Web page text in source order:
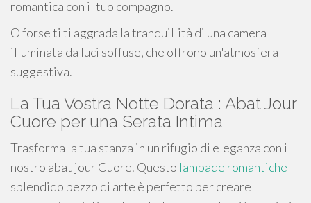
romantica con il tuo compagno.
O forse ti ti aggrada la tranquillità di una camera
illuminata da luci soffuse, che offrono un'atmosfera
suggestiva.
La Tua Vostra Notte Dorata : Abat Jour
Cuore per una Serata Intima
Trasforma la tua stanza in un rifugio di eleganza con il
nostro abat jour Cuore. Questo lampade romantiche
splendido pezzo di arte è perfetto per creare